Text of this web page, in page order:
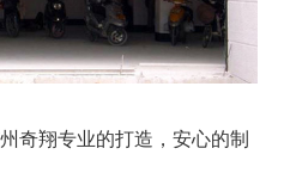
翔专业的打造，安心的制